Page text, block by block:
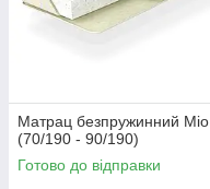
Матрац безпружинний Міо
(70/190 - 90/190)
Готово до відправки